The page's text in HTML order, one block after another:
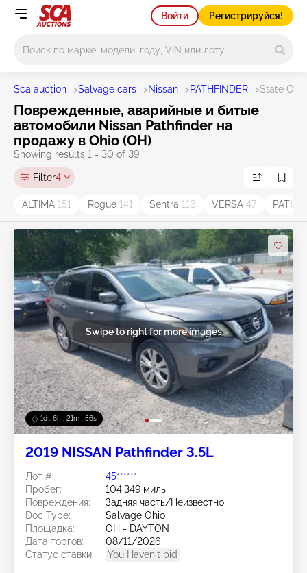
Войти Регистрируйся!
Sca auction >Salvage cars >Nissan >PATHFINDER >State OH
Поврежденные, аварийные и битые
автомобили Nissan Pathfinder на
продажу в Ohio (OH)
Showing results 1 - 30 of 39
Filter4
ALTIMA 151 Rogue 141 Sentra 116 VERSA 47
1d : 6h : 21m : 53s
Swipe to right for more images
2019 NISSAN Pathfinder 3.5L
Лот #:
45******
Пробег:
104,349 миль
Повреждения:
Задняя часть/Неизвестно
Doc Type:
Salvage Ohio
Площадка:
OH - DAYTON
Дата торгов:
08/11/2026
Статус ставки:
You Haven't bid